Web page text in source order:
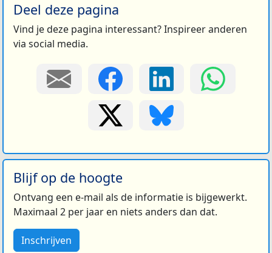
Deel deze pagina
Vind je deze pagina interessant? Inspireer anderen
via social media.
Blijf op de hoogte
Ontvang een e-mail als de informatie is bijgewerkt.
Maximaal 2 per jaar en niets anders dan dat.
Inschrijven